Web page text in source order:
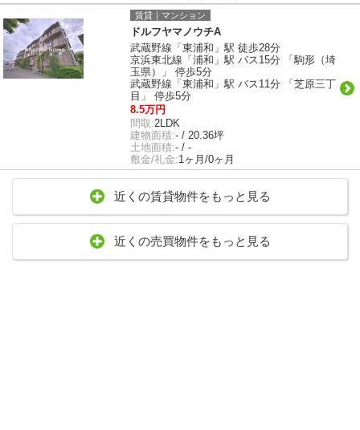
賃貸｜マンション
ドルフヤマノウチA
武蔵野線「東浦和」駅 徒歩28分
京浜東北線「浦和」駅 バス15分 「駒形（埼
玉県）」 停歩5分
武蔵野線「東浦和」駅 バス11分 「芝原三丁
目」 停歩5分
8.5万円
間取:2LDK
建物面積:- / 20.36坪
土地面積:- / -
敷金/礼金:1ヶ月/0ヶ月
近くの賃貸物件をもっと見る
近くの売買物件をもっと見る